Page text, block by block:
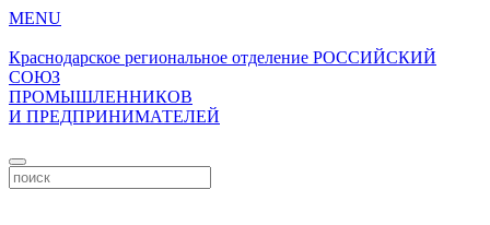
MENU
Краснодарское региональное отделение РОССИЙСКИЙ
СОЮЗ
ПРОМЫШЛЕННИКОВ
И ПРЕДПРИНИМАТЕЛЕЙ